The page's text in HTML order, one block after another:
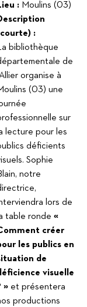
:Moulins (03)
:
bibliothèque
de
organise à
(03) une
sur
lecture pour les
déficients
Sophie
notre
lors de
table ronde «
créer
les publics en
de
visuelle
»et présentera
productions